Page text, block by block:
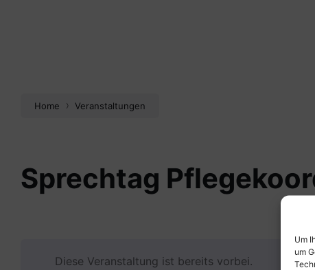
Um
um
Home Veranstaltungen
Sprechtag
Diese Veranstaltung ist bereits vorbei.